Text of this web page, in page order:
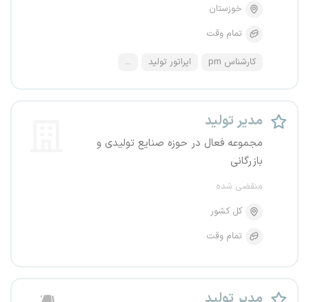
خوزستان
تمام وقت
کارشناس pm اپراتور تولید ...
مدیر تولید
مجموعه فعال در حوزه صنایع تولیدی و
بازرگانی
منقضی شده
کل کشور
تمام وقت